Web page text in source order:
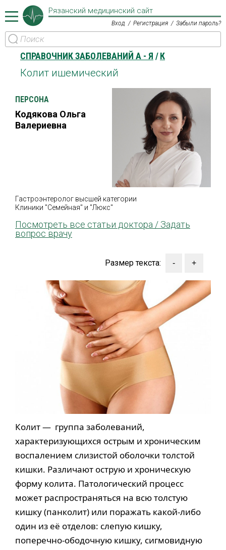
Рязанский медицинский сайт
Вход Регистрация Забыли пароль?
СПРАВОЧНИК ЗАБОЛЕВАНИЙ А - Я К
Колит ишемический
ПЕРСОНА
Кодякова Ольга
Валериевна
Гастроэнтеролог высшей категории
Клиники "Семейная" и "Люкс"
Посмотреть все статьи доктора / Задать
вопрос врачу
Размер текста:
Колит — группа заболеваний,
характеризующихся острым и хроническим
воспалением слизистой оболочки толстой
кишки. Различают острую и хроническую
форму колита. Патологический процесс
может распространяться на всю толстую
кишку (панколит) или поражать какой-либо
один из её отделов: слепую кишку,
поперечно-ободочную кишку, сигмовидную